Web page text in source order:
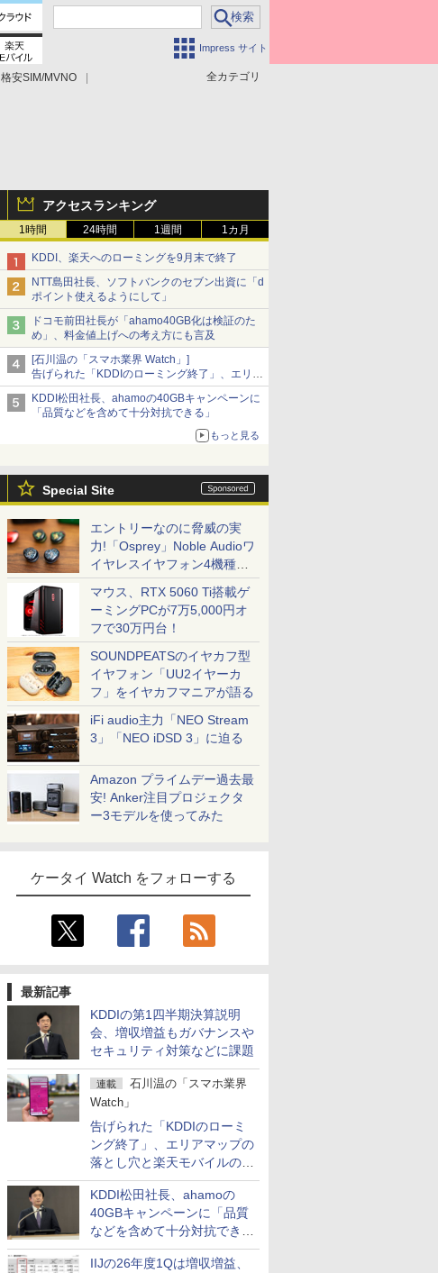
Impress サイト
全カテゴリ
格安SIM/MVNO
アクセスランキング
1時間 24時間 1週間 1カ月
KDDI、楽天へのローミングを9月末で終了
NTT島田社長、ソフトバンクのセブン出資に「d
ポイント使えるようにして」
ドコモ前田社長が「ahamo40GB化は検証のた
め」、料金値上げへの考え方にも言及
[石川温の「スマホ業界 Watch」]
告げられた「KDDIのローミング終了」、エリア
マップの落とし穴と楽天モバイルの課題
KDDI松田社長、ahamoの40GBキャンペーンに
「品質などを含めて十分対抗できる」
もっと見る
Special Site
エントリーなのに脅威の実
力!「Osprey」Noble Audioワ
イヤレスイヤフォン4機種を
一気に聴く
マウス、RTX 5060 Ti搭載ゲ
ーミングPCが7万5,000円オ
フで30万円台！
SOUNDPEATSのイヤカフ型
イヤフォン「UU2イヤーカ
フ」をイヤカフマニアが語る
iFi audio主力「NEO Stream
3」「NEO iDSD 3」に迫る
Amazon プライムデー過去最
安! Anker注目プロジェクタ
ー3モデルを使ってみた
ケータイ Watch をフォローする
最新記事
KDDIの第1四半期決算説明
会、増収増益もガバナンスや
セキュリティ対策などに課題
連載
石川温の「スマホ業界
Watch」
告げられた「KDDIのローミ
ング終了」、エリアマップの
落とし穴と楽天モバイルの課
題
KDDI松田社長、ahamoの
40GBキャンペーンに「品質
などを含めて十分対抗でき
る」
IIJの26年度1Qは増収増益、